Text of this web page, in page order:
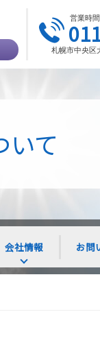
いて
営業時
札幌市中央区
会社情報 お問